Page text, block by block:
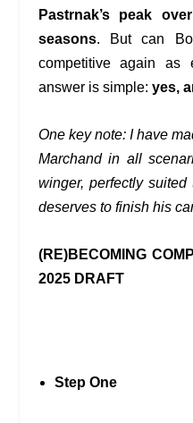
Pastrnak’s peak
seasons. But can
competitive again as
answer is simple: yes,
One key note: I have
Marchand in all
winger, perfectly suited
deserves to finish his
(RE)BECOMING
2025 DRAFT
Step One